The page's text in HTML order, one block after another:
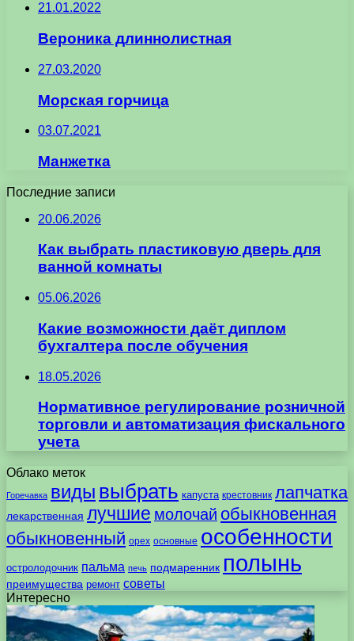
21.01.2022
Вероника длиннолистная
27.03.2020
Морская горчица
03.07.2021
Манжетка
Последние записи
20.06.2026
Как выбрать пластиковую дверь для
ванной комнаты
05.06.2026
Какие возможности даёт диплом
бухгалтера после обучения
18.05.2026
Нормативное регулирование розничной
торговли и автоматизация фискального
учета
Облако меток
Горечавка виды выбрать капуста крестовник лапчатка
лекарственная лучшие молочай обыкновенная
обыкновенный орех основные особенности
остролодочник пальма печь подмаренник полынь
преимущества ремонт советы
Интересно